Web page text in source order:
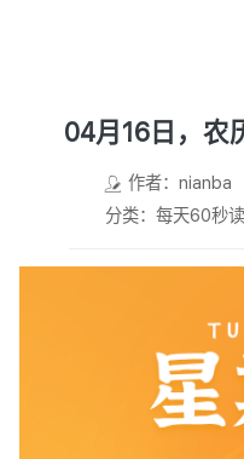
04月16日，农
作者：nianba
分类：每天60秒